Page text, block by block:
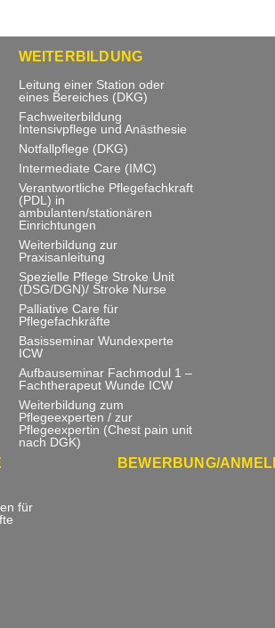
WEITERBILDUNG
Leitung einer Station oder
eines Bereiches (DKG)
Fachweiterbildung
Intensivpflege und Anästhesie
Notfallpflege (DKG)
Intermediate Care (IMC)
Verantwortliche Pflegefachkraft
(PDL) in
ambulanten/stationären
Einrichtungen
Weiterbildung zur
Praxisanleitung
Spezielle Pflege Stroke Unit
(DSG/DGN)/ Stroke Nurse
Palliative Care für
Pflegefachkräfte
Basisseminar Wundexperte
ICW
Aufbauseminar Fachmodul 1 –
Fachtherapeut Wunde ICW
Weiterbildung zum
Pflegeexperten / zur
Pflegeexpertin (Chest pain unit
nach DGK)
für
BEWERBUNG/